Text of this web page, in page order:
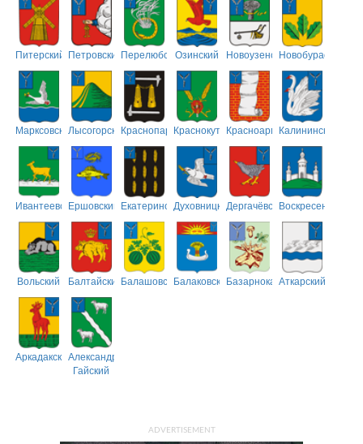
Питерский ПетровскийПерелюбскийОзинский НовоузенскийНовобурасский
МарксовскийЛысогорскийКраснопартизанский
КраснокутскийКрасноармейский
Калининский
ИвантеевскийЕршовский ЕкатериновскийДуховницкийДергачёвскийВоскресенский
Вольский БалтайскийБалашовскийБалаковскийБазарнокарабулакский
Аткарский
АркадакскийАлександрово-
Гайский
ADVERTISEMENT